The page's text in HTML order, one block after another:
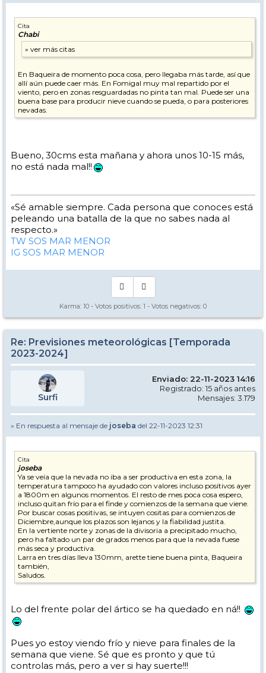
Cita
Chabi
En Baqueira de momento poca cosa, pero llegaba más tarde, así que
allí aún puede caer más. En Fomigal muy mal repartido por el
viento, pero en zonas resguardadas no pinta tan mal. Puede ser una
buena base para producir nieve cuando se pueda, o para posteriores
nevadas.
Bueno, 30cms esta mañana y ahora unos 10-15 más,
no está nada mal!!
«Sé amable siempre. Cada persona que conoces está
peleando una batalla de la que no sabes nada al
respecto.»
TW SOS MAR MENOR
IG SOS MAR MENOR
Karma: 10 - Votos positivos: 1 - Votos negativos: 0
Re: Previsiones meteorológicas [Temporada
2023-2024]
Surfi
Enviado: 22-11-2023 14:16
Registrado: 15 años antes
Mensajes: 3.179
» En respuesta al mensaje de joseba del 22-11-2023 12:31
Cita
joseba
Ya se veía que la nevada no iba a ser productiva en esta zona, la
temperatura tampoco ha ayudado con valores incluso positivos ayer
a 1800m en algunos momentos. El resto de mes poca cosa espero,
incluso quitan frío para el finde y comienzos de la semana que viene.
Por buscar cosas positivas, se intuyen cositas para comienzos de
Diciembre,aunque los plazos son lejanos y la fiabilidad justita.
En la vertiente norte y zonas de la divisoria a precipitado mucho,
pero ha faltado un par de grados menos para que la nevada fuese
más seca y productiva.
Larra en tres días lleva 130mm, arette tiene buena pinta, Baqueira
también,
Saludos.
Lo del frente polar del ártico se ha quedado en ná!!
Pues yo estoy viendo frío y nieve para finales de la
semana que viene. Sé que es pronto y que tú
controlas más, pero a ver si hay suerte!!!